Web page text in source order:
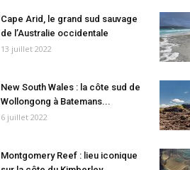
Cape Arid, le grand sud sauvage
de l’Australie occidentale
13 juillet 2022
New South Wales : la côte sud de
Wollongong à Batemans...
6 juillet 2022
Montgomery Reef : lieu iconique